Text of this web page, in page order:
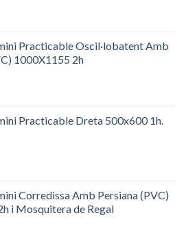
Practicable Oscil·lobatent Amb
1000X1155 2h
Practicable Dreta 500x600 1h.
Corredissa Amb Persiana (PVC)
i Mosquitera de Regal